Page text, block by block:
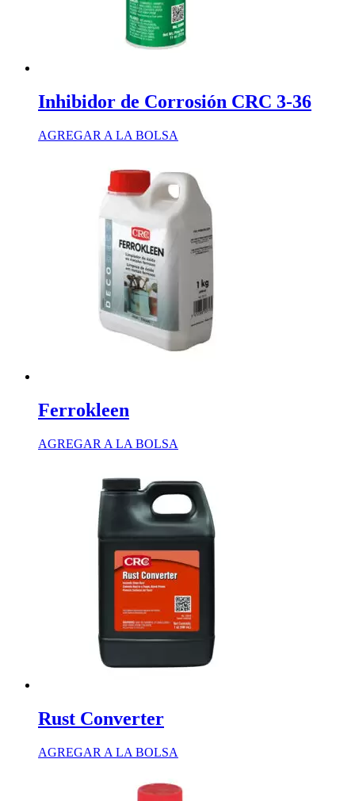
Inhibidor de Corrosión CRC 3-36
AGREGAR A LA BOLSA
Ferrokleen
AGREGAR A LA BOLSA
Rust Converter
AGREGAR A LA BOLSA